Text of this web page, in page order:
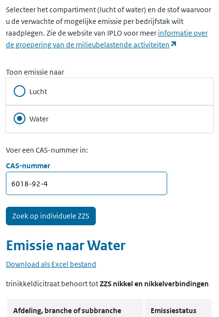
Selecteer het compartiment (lucht of water) en de stof waarvoor
u de verwachte of mogelijke emissie per bedrijfstak wilt
raadplegen. Zie de website van IPLO voor meer informatie over
de groepering van de milieubelastende activiteiten
Toon emissie naar
Lucht
Water
Voer een CAS-nummer in:
CAS-nummer
Emissie naarWater
Download als Excel bestand
trinikkeldicitraat behoort totZZS nikkel en nikkelverbindingen
Afdeling, branche of subbranche Emissiestatus